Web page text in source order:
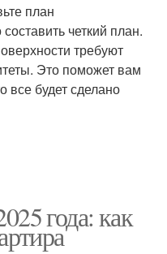
план
четкий план.
требуют
Это поможет вам
все будет сделано
года: как